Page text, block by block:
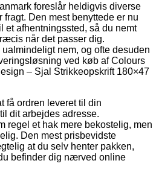
foreslår heldigvis diverse
Den mest benyttede er nu
et afhentningssted, så du nemt
når det passer dig.
nem, og ofte desuden
ved køb af Colours
– Sjal Strikkeopskrift 180×47
få ordren leveret til din
dit arbejdes adresse.
regel et hak mere bekostelig, men
Den mest prisbevidste
at du selv henter pakken,
befinder dig nærved online